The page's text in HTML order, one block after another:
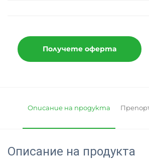
Получете оферта
Описание на продукта
Описание на продукта